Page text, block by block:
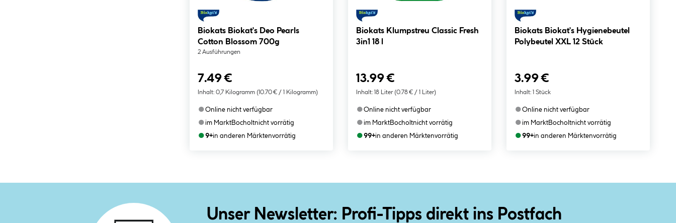
Biokats Biokat's Deo Pearls
Cotton Blossom 700g
2 Ausführungen
7.49 €
Inhalt: 0,7 Kilogramm (10.70 € / 1 Kilogramm)
●Online nicht verfügbar
●im MarktBocholtnicht vorrätig
●9+in anderen Märktenvorrätig
Biokats Klumpstreu Classic Fresh
3in1 18 l
13.99 €
Inhalt: 18 Liter (0.78 € / 1 Liter)
●Online nicht verfügbar
●im MarktBocholtnicht vorrätig
●99+in anderen Märktenvorrätig
Biokats Biokat's Hygienebeutel
Polybeutel XXL 12 Stück
3.99 €
Inhalt: 1 Stück
●Online nicht verfügbar
●im MarktBocholtnicht vorrätig
●99+in anderen Märktenvorrätig
Unser Newsletter: Profi-Tipps direkt ins Postfach